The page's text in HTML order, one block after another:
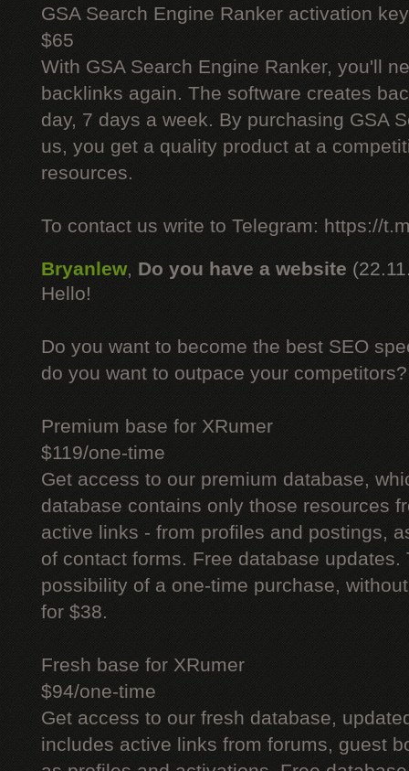
GSA Search Engine Ranker activation key
$65
With GSA Search Engine Ranker, you'll
backlinks again. The software creates
day, 7 days a week. By purchasing GSA
us, you get a quality product at a
resources.
To contact us write to Telegram: https://
Bryanlew, Do you have a website
Hello!
Do you want to become the best SEO
do you want to outpace your competitors?
Premium base for XRumer
$119/one-time
Get access to our premium database,
database contains only those resources
active links - from profiles and postings,
of contact forms. Free database updates.
possibility of a one-time purchase,
for $38.
Fresh base for XRumer
$94/one-time
Get access to our fresh database,
includes active links from forums, guest